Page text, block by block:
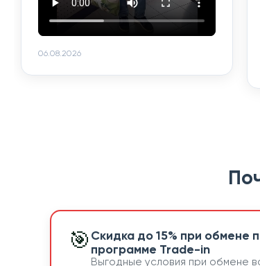
06.08.2026
🎯 Скидка до 15% при обмене
программе Trade-in
Выгодные условия при обмене